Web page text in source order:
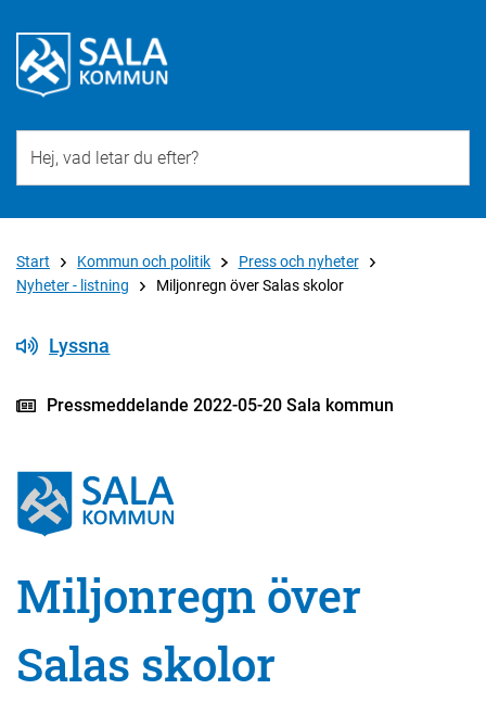
Start Kommun och politik
Press och nyheter
Nyheter - listning
Miljonregn över Salas skolor
Lyssna
Pressmeddelande 2022-05-20 Sala kommun
Miljonregn över
Salas skolor